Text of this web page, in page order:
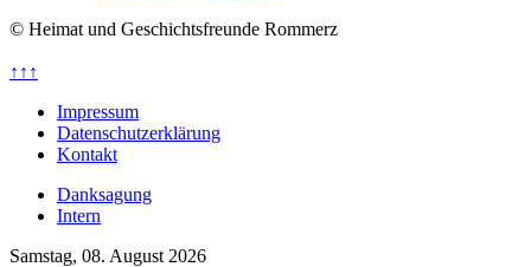
© Heimat und Geschichtsfreunde Rommerz
↑↑↑
Impressum
Datenschutzerklärung
Kontakt
Danksagung
Intern
Samstag, 08. August 2026